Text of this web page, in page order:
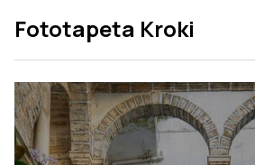
Fototapeta Kroki